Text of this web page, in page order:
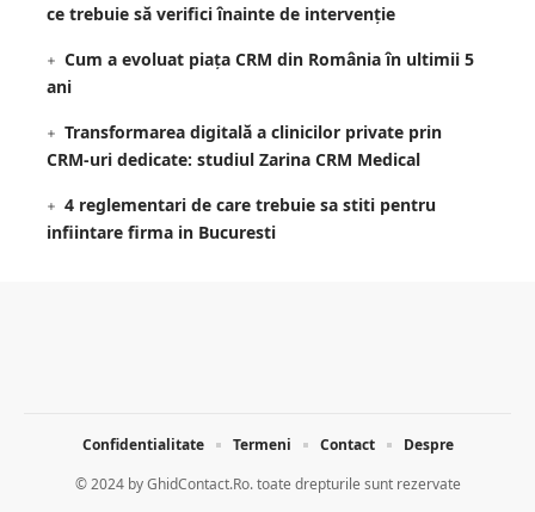
ce trebuie să verifici înainte de intervenție
Cum a evoluat piața CRM din România în ultimii 5
ani
Transformarea digitală a clinicilor private prin
CRM-uri dedicate: studiul Zarina CRM Medical
4 reglementari de care trebuie sa stiti pentru
infiintare firma in Bucuresti
© 2024 byGhidContact.Ro. toate drepturile sunt rezervate
Confidentialitate Termeni Contact Despre